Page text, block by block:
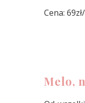
Cena:
Melo,